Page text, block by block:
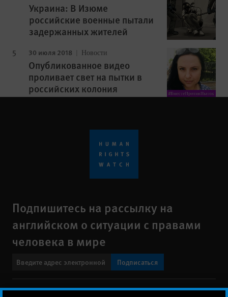
Украина: В Изюме
российские военные пытали
задержанных жителей
30 июля 2018 Новости
Опубликованное видео
проливает свет на пытки в
российских колония
Подпишитесь на рассылку на
английском о ситуации с правами
человека в мире
Подписаться